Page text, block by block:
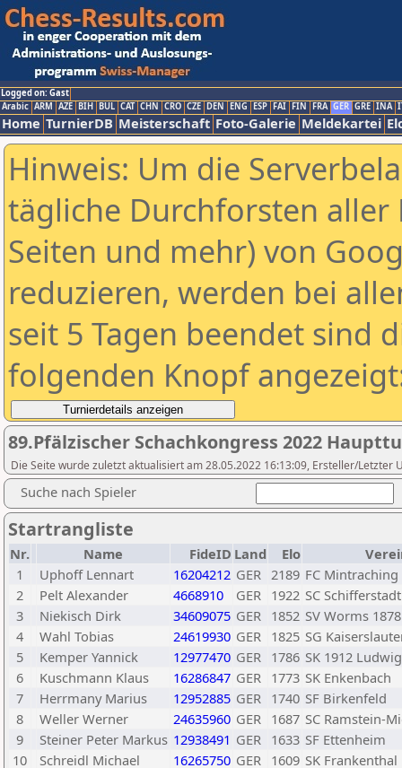
Logged on: Gast
Arabic ARM AZE BIH BUL CAT CHN CRO CZE DEN ENG ESP FAI FIN FRA GER GRE INA
Home TurnierDB Meisterschaft Foto-Galerie Meldekartei
Hinweis: Um die
tägliche Durchforsten aller
Seiten und mehr) von
reduzieren, werden bei
seit 5 Tagen beendet sind
folgenden Knopf
89.Pfälzischer Schachkongress 2022
Die Seite wurde zuletzt aktualisiert am 28.05.2022 16:13:09, Ersteller/Letzter
Suche nach Spieler
Startrangliste
Nr. Name FideID Land Elo
1
Uphoff Lennart 16204212 GER 2189 FC Mintraching
2
Pelt Alexander 4668910 GER 1922 SC Schifferstadt
3
Niekisch Dirk 34609075 GER 1852 SV Worms 1878
4
Wahl Tobias 24619930 GER 1825 SG
5
Kemper Yannick 12977470 GER 1786 SK 1912
6
Kuschmann Klaus 16286847 GER 1773 SK Enkenbach
7
Herrmany Marius 12952885 GER 1740 SF Birkenfeld
8
Weller Werner 24635960 GER 1687 SC Ramstein-
9
Steiner Peter Markus 12938491 GER 1633 SF Ettenheim
10
Schreidl Michael 16265750 GER 1609 SK Frankenthal